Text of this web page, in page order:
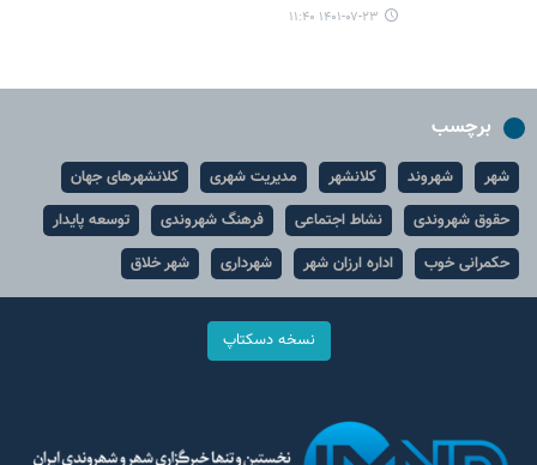
۱۴۰۱-۰۷-۲۳ ۱۱:۴۰
برچسب
شهر شهروند کلانشهر مدیریت شهری
کلانشهرهای جهان
حقوق شهروندی
نشاط اجتماعی فرهنگ شهروندی
توسعه پایدار
حکمرانی خوب
اداره ارزان شهر شهرداری شهر خلاق
نسخه دسکتاپ